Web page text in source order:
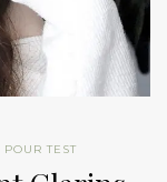
TEST